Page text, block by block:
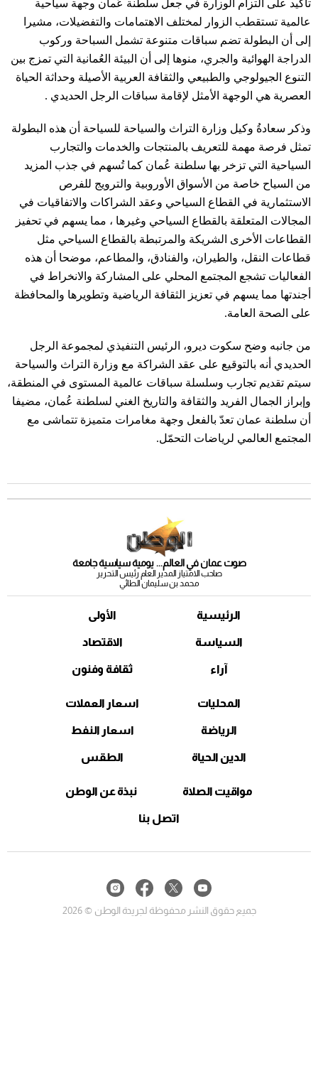
تأكيد على التزام الوزارة في جعل سلطنة عُمان وجهة سياحية
عالمية تستقطب الزوار لمختلف الاهتمامات والتفضيلات، مشيرا
إلى أن البطولة تضم سباقات متنوعة تشمل السباحة وركوب
الدراجة الهوائية والجري، منوها إلى أن البيئة العُمانية التي تمزج بين
التنوع الجيولوجي والطبيعي والثقافة العربية الأصيلة وحداثة الحياة
العصرية هي الوجهة الأمثل لإقامة سباقات الرجل الحديدي .
وذكر سعادةُ وكيل وزارة التراث والسياحة للسياحة أن هذه البطولة
تمثل فرصة مهمة للتعريف بالمنتجات والخدمات والتجارب
السياحية التي تزخر بها سلطنة عُمان كما تُسهم في جذب المزيد
من السياح خاصة من الأسواق الأوروبية والترويج للفرص
الاستثمارية في القطاع السياحي وعقد الشراكات والاتفاقيات في
المجالات المتعلقة بالقطاع السياحي وغيرها ، مما يسهم في تحفيز
القطاعات الأخرى الشريكة والمرتبطة بالقطاع السياحي مثل
قطاعات النقل، والطيران، والفنادق، والمطاعم، موضحا أن هذه
الفعاليات تشجع المجتمع المحلي على المشاركة والانخراط في
أجندتها مما يسهم في تعزيز الثقافة الرياضية وتطويرها والمحافظة
على الصحة العامة.
من جانبه وضح سكوت ديرو، الرئيس التنفيذي لمجموعة الرجل
الحديدي أنه بالتوقيع على عقد الشراكة مع وزارة التراث والسياحة
سيتم تقديم تجارب وسلسلة سباقات عالمية المستوى في المنطقة،
وإبراز الجمال الفريد والثقافة والتاريخ الغني لسلطنة عُمان، مضيفا
أن سلطنة عمان تعدّ بالفعل وجهة مغامرات متميزة تتماشى مع
المجتمع العالمي لرياضات التحمّل.
صوت عمان في العالم... يومية سياسية جامعة
صاحب الامتياز المدير العام رئيس التحرير
محمد بن سليمان الطائي
الرئيسية
السياسة
آراء
الأولى
الاقتصاد
ثقافة وفنون
المحليات
الرياضة
الدين الحياة
اسعار العملات
اسعار النفط
الطقس
مواقيت الصلاة نبذة عن الوطن
اتصل بنا
جميع حقوق النشر محفوظة لجريدة الوطن © 2026